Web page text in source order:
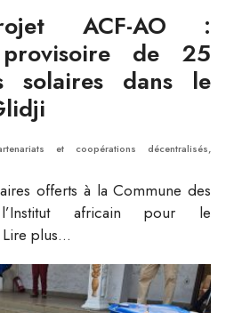
ACF-AO :
provisoire de 25
solaires dans le
et coopérations décentralisés,
offerts à la Commune des
africain pour le
Lire plus...